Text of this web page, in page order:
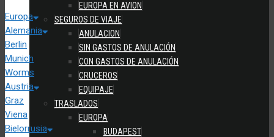
EUROPA EN AVION
SEGUROS DE VIAJE
ANULACION
SIN GASTOS DE ANULACIÓN
CON GASTOS DE ANULACIÓN
CRUCEROS
EQUIPAJE
TRASLADOS
EUROPA
BUDAPEST
Europa
Alemania
Berlin
Munich
Worms
Austria
Graz
Viena
Bielorrusia